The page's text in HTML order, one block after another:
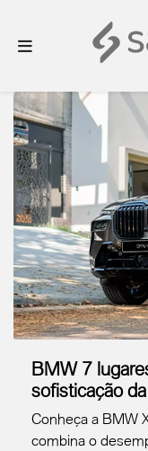
BMW 7
sofisticação
Conheça a BMW
combina o